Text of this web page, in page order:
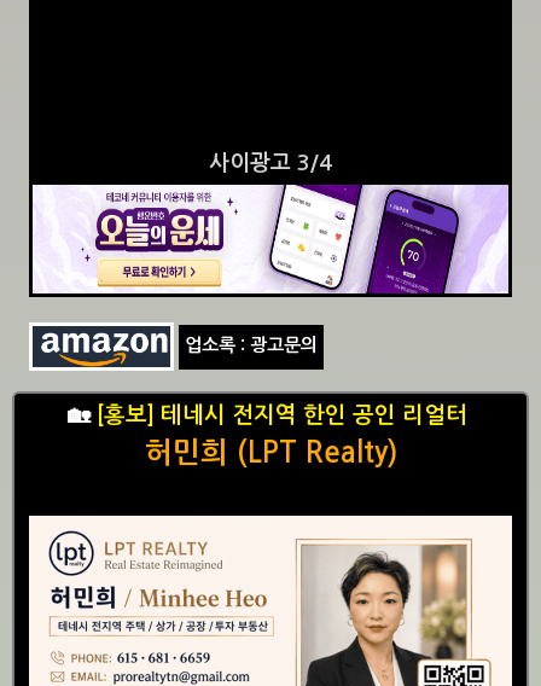
사이광고 3/4
업소록 : 광고문의
🏡 [홍보] 테네시 전지역 한인 공인 리얼터
허민희 (LPT Realty)